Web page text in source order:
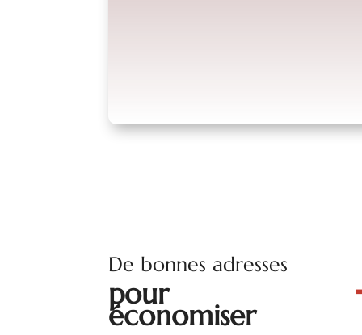
De bonnes adresses
pour
économiser